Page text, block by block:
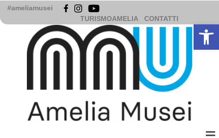
Vai
contenuto
#ameliamusei
TURISMOAMELIA
CONTATTI
Apri la